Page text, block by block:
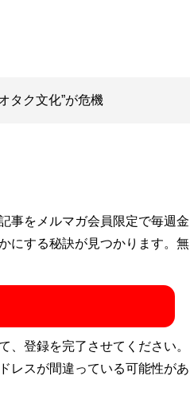
タク文化”が危機
事をメルマガ会員限定で毎週金
にする秘訣が見つかります。無
登録を完了させてください。
レスが間違っている可能性があ